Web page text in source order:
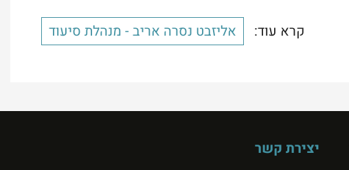
קרא עוד: אליזבט נסרה אריב - מנהלת סיעוד
יצירת קשר